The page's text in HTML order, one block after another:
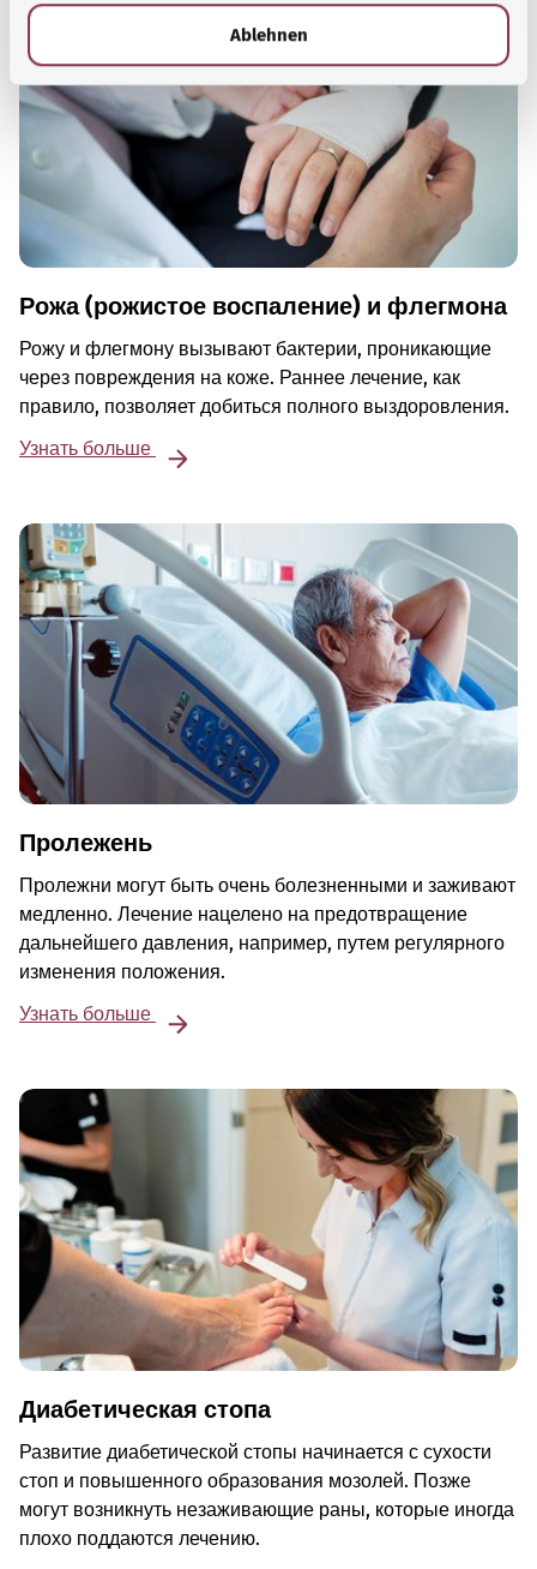
Ablehnen
Рожа (рожистое воспаление) и флегмона
Рожу и флегмону вызывают бактерии, проникающие
через повреждения на коже. Раннее лечение, как
правило, позволяет добиться полного выздоровления.
Узнать больше
Пролежень
Пролежни могут быть очень болезненными и заживают
медленно. Лечение нацелено на предотвращение
дальнейшего давления, например, путем регулярного
изменения положения.
Узнать больше
Диабетическая стопа
Развитие диабетической стопы начинается с сухости
стоп и повышенного образования мозолей. Позже
могут возникнуть незаживающие раны, которые иногда
плохо поддаются лечению.